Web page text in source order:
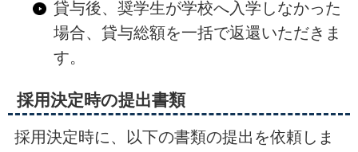
貸与後、奨学生が学校へ入学しなかった
場合、貸与総額を一括で返還いただきま
す。
採用決定時の提出書類
採用決定時に、以下の書類の提出を依頼しま